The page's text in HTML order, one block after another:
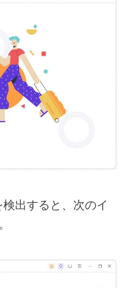
出すると、次のイ